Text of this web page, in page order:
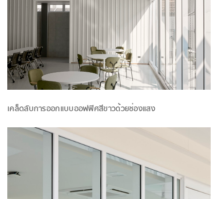
เคล็ดลับการออกแบบออฟฟิศสีขาวด้วยช่องแสง